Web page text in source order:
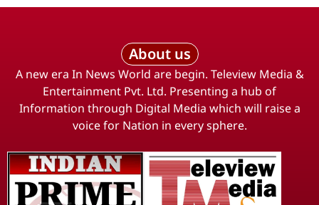
About us
A new era In News World are begin. Teleview Media &
Entertainment Pvt. Ltd. Presenting a hub of
Information through Digital Media which will raise a
voice for Nation in every sphere.